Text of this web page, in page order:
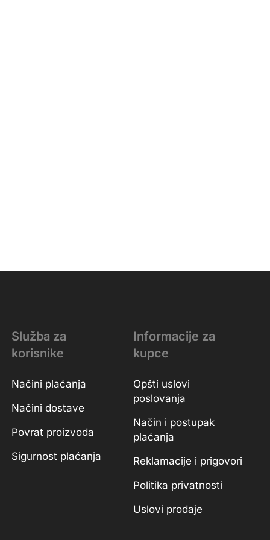
Služba za
korisnike
Načini plaćanja
Načini dostave
Povrat proizvoda
Sigurnost plaćanja
Informacije za
kupce
Opšti uslovi
poslovanja
Način i postupak
plaćanja
Reklamacije i prigovori
Politika privatnosti
Uslovi prodaje